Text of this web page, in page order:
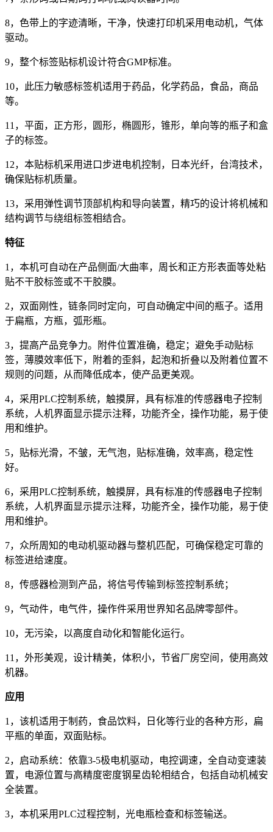
8，色带上的字迹清晰，干净，快速打印机采用电动机，气体
驱动。
9，整个标签贴标机设计符合GMP标准。
10，此压力敏感标签机适用于药品，化学药品，食品，商品
等。
11，平面，正方形，圆形，椭圆形，锥形，单向等的瓶子和盒
子的标签。
12，本贴标机采用进口步进电机控制，日本光纤，台湾技术，
确保贴标机质量。
13，采用弹性调节顶部机构和导向装置，精巧的设计将机械和
结构调节与绕组标签相结合。
特征
1，本机可自动在产品侧面/大曲率，周长和正方形表面等处粘
贴不干胶标签或不干胶膜。
2，双面刚性，链条同时定向，可自动确定中间的瓶子。适用
于扁瓶，方瓶，弧形瓶。
3，提高产品竞争力。附件位置准确，稳定；避免手动贴标
签，薄膜效率低下，附着的歪斜，起泡和折叠以及附着位置不
规则的问题，从而降低成本，使产品更美观。
4，采用PLC控制系统，触摸屏，具有标准的传感器电子控制
系统，人机界面显示提示注释，功能齐全，操作功能，易于使
用和维护。
5，贴标光滑，不皱，无气泡，贴标准确，效率高，稳定性
好。
6，采用PLC控制系统，触摸屏，具有标准的传感器电子控制
系统，人机界面显示提示注释，功能齐全，操作功能，易于使
用和维护。
7，众所周知的电动机驱动器与整机匹配，可确保稳定可靠的
标签进给速度。
8，传感器检测到产品，将信号传输到标签控制系统；
9，气动件，电气件，操作件采用世界知名品牌零部件。
10，无污染，以高度自动化和智能化运行。
11，外形美观，设计精美，体积小，节省厂房空间，使用高效
机器。
应用
1，该机适用于制药，食品饮料，日化等行业的各种方形，扁
平瓶的单面，双面贴标。
2，启动系统：依靠3-5极电机驱动，电控调速，全自动变速装
置，电源位置与高精度密度钢星齿轮相结合，包括自动机械安
全装置。
3，本机采用PLC过程控制，光电瓶检查和标签输送。